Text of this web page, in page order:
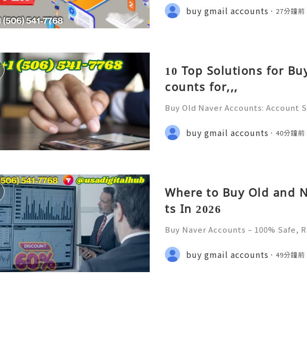
💲💫🌐✨💎Fast & Reliable 24/7
✨💎WhatsApp :+1 (506) 541-7768
buy gmail accounts 27分鐘前
10 Top Solutions for
counts for,,,
Buy Old Naver Accounts:
💲💫🌐✨💎Fast & Reliable 24/7
✨💎WhatsApp :+1 (506) 541-7768
buy gmail accounts 40分鐘前
Where to Buy Old and
ts In 2026
Buy Naver Accounts – 100% Safe,
💎WhatsApp :+1 (506) 541-7768
digitalhub 💫💎💲💫🌐✨💎Discord:
buy gmail accounts 49分鐘前